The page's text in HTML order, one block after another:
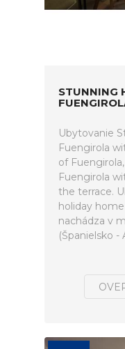
STUNNING
Ubytovanie
Fuengirola
of
Fuengirola
the terrace.
holiday
nachádza v
(Španielsko -